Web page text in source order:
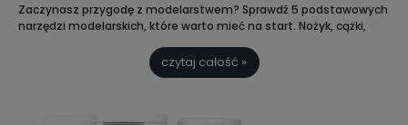
Zaczynasz przygodę z modelarstwem? Sprawdź 5 podstawowych
narzędzi modelarskich, które warto mieć na start. Nożyk, cążki,
czytaj całość »